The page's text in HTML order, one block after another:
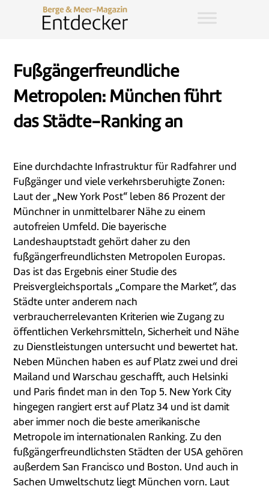
Fußgängerfreundliche
Metropolen: München führt
das Städte-Ranking an
Eine durchdachte Infrastruktur für Radfahrer und
Fußgänger und viele verkehrsberuhigte Zonen:
Laut der „New York Post“ leben 86 Prozent der
Münchner in unmittelbarer Nähe zu einem
autofreien Umfeld. Die bayerische
Landeshauptstadt gehört daher zu den
fußgängerfreundlichsten Metropolen Europas.
Das ist das Ergebnis einer Studie des
Preisvergleichsportals „Compare the Market“, das
Städte unter anderem nach
verbraucherrelevanten Kriterien wie Zugang zu
öffentlichen Verkehrsmitteln, Sicherheit und Nähe
zu Dienstleistungen untersucht und bewertet hat.
Neben München haben es auf Platz zwei und drei
Mailand und Warschau geschafft, auch Helsinki
und Paris findet man in den Top 5. New York City
hingegen rangiert erst auf Platz 34 und ist damit
aber immer noch die beste amerikanische
Metropole im internationalen Ranking. Zu den
fußgängerfreundlichsten Städten der USA gehören
außerdem San Francisco und Boston. Und auch in
Sachen Umweltschutz liegt München vorn. Laut